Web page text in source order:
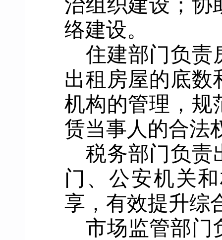
治组织建设 ； 协
络建设。
住建部门负责
出租房屋的底数
机构的管理，规
赁当事人的合法
税务部门负责
门、公安机关
享，有效提升综
市场监管部门